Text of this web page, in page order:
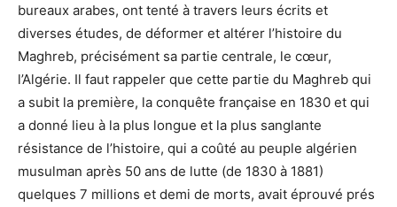
bureaux arabes, ont tenté à travers leurs écrits et
diverses études, de déformer et altérer l’histoire du
Maghreb, précisément sa partie centrale, le cœur,
l’Algérie. Il faut rappeler que cette partie du Maghreb qui
a subit la première, la conquête française en 1830 et qui
a donné lieu à la plus longue et la plus sanglante
résistance de l’histoire, qui a coûté au peuple algérien
musulman après 50 ans de lutte (de 1830 à 1881)
quelques 7 millions et demi de morts, avait éprouvé prés